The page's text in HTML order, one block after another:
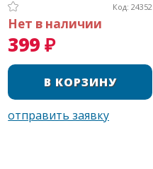
Код: 24352
Нет в наличии
399 ₽